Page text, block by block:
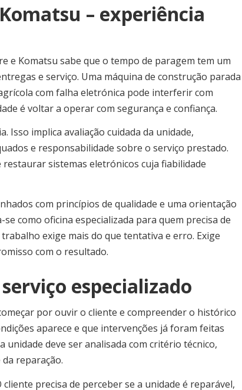
– experiência
e Komatsu sabe que o tempo de paragem tem um
e serviço. Uma máquina de construção parada
com falha eletrónica pode interferir com
é voltar a operar com segurança e confiança.
Isso implica avaliação cuidada da unidade,
e responsabilidade sobre o serviço prestado.
sistemas eletrónicos cuja fiabilidade
com princípios de qualidade e uma orientação
como oficina especializada para quem precisa de
exige mais do que tentativa e erro. Exige
com o resultado.
especializado
por ouvir o cliente e compreender o histórico
aparece e que intervenções já foram feitas
deve ser analisada com critério técnico,
reparação.
precisa de perceber se a unidade é reparável,